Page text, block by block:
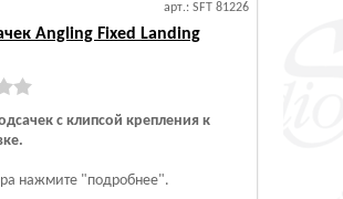
арт.: SFT 81226
Angling Fixed Landing
с клипсой крепления к
нажмите "подробнее".